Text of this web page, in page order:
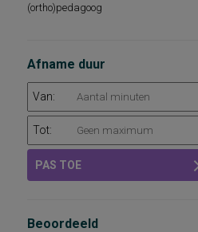
(ortho)pedagoog
Afname duur
Van:
Tot:
PAS TOE
Beoordeeld